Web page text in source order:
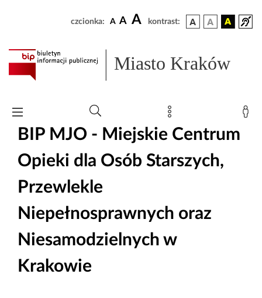
czcionka: A A A kontrast:
Miasto Kraków
BIP MJO - Miejskie Centrum
Opieki dla Osób Starszych,
Przewlekle
Niepełnosprawnych oraz
Niesamodzielnych w
Krakowie